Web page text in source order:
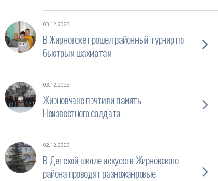
03.12.2023
В Жирновске прошел районный турнир по
быстрым шахматам
03.12.2023
Жирновчане почтили память
Неизвестного солдата
02.12.2023
В Детской школе искусств Жирновского
района проводят разножанровые